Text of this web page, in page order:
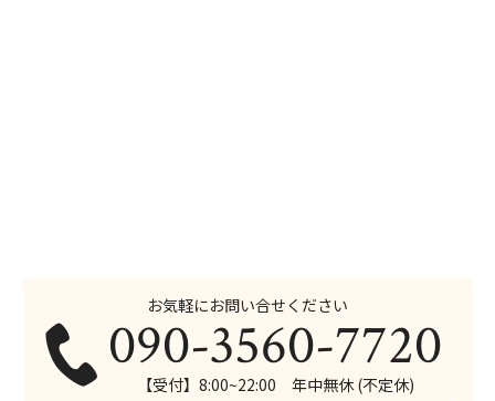
お気軽にお問い合せください
090-3560-7720
【受付】8:00~22:00 年中無休 (不定休)